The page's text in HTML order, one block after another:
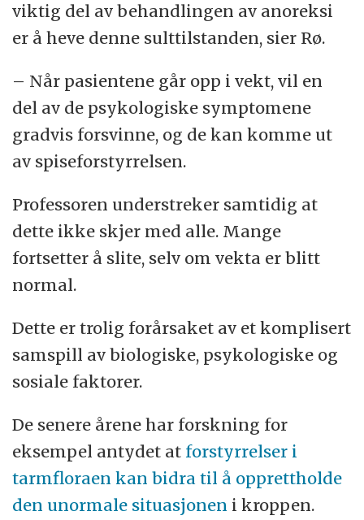
viktig del av behandlingen av anoreksi
er å heve denne sulttilstanden, sier Rø.
– Når pasientene går opp i vekt, vil en
del av de psykologiske symptomene
gradvis forsvinne, og de kan komme ut
av spiseforstyrrelsen.
Professoren understreker samtidig at
dette ikke skjer med alle. Mange
fortsetter å slite, selv om vekta er blitt
normal.
Dette er trolig forårsaket av et komplisert
samspill av biologiske, psykologiske og
sosiale faktorer.
De senere årene har forskning for
eksempel antydet at forstyrrelser i
tarmfloraen kan bidra til å opprettholde
den unormale situasjonen i kroppen.